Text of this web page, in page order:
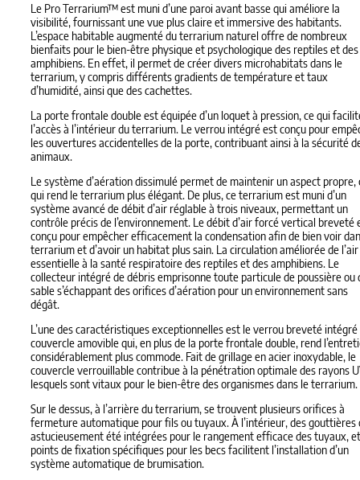
Le Pro Terrarium™ est muni d’une paroi avant basse qui améliore la
visibilité, fournissant une vue plus claire et immersive des habitants.
L’espace habitable augmenté du terrarium naturel offre de nombreux
bienfaits pour le bien-être physique et psychologique des reptiles et des
amphibiens. En effet, il permet de créer divers microhabitats dans le
terrarium, y compris différents gradients de température et taux
d’humidité, ainsi que des cachettes.
La porte frontale double est équipée d’un loquet à pression, ce qui
l’accès à l’intérieur du terrarium. Le verrou intégré est conçu pour
les ouvertures accidentelles de la porte, contribuant ainsi à la sécurité
animaux.
Le système d’aération dissimulé permet de maintenir un aspect propre,
qui rend le terrarium plus élégant. De plus, ce terrarium est muni d’un
système avancé de débit d’air réglable à trois niveaux, permettant un
contrôle précis de l’environnement. Le débit d’air forcé vertical breveté
conçu pour empêcher efficacement la condensation afin de bien voir
terrarium et d’avoir un habitat plus sain. La circulation améliorée de
essentielle à la santé respiratoire des reptiles et des amphibiens. Le
collecteur intégré de débris emprisonne toute particule de poussière ou
sable s’échappant des orifices d’aération pour un environnement sans
dégât.
L’une des caractéristiques exceptionnelles est le verrou breveté intégré
couvercle amovible qui, en plus de la porte frontale double, rend
considérablement plus commode. Fait de grillage en acier inoxydable, le
couvercle verrouillable contribue à la pénétration optimale des rayons
lesquels sont vitaux pour le bien-être des organismes dans le terrarium.
Sur le dessus, à l’arrière du terrarium, se trouvent plusieurs orifices à
fermeture automatique pour fils ou tuyaux. À l’intérieur, des gouttières
astucieusement été intégrées pour le rangement efficace des tuyaux,
points de fixation spécifiques pour les becs facilitent l’installation d’un
système automatique de brumisation.